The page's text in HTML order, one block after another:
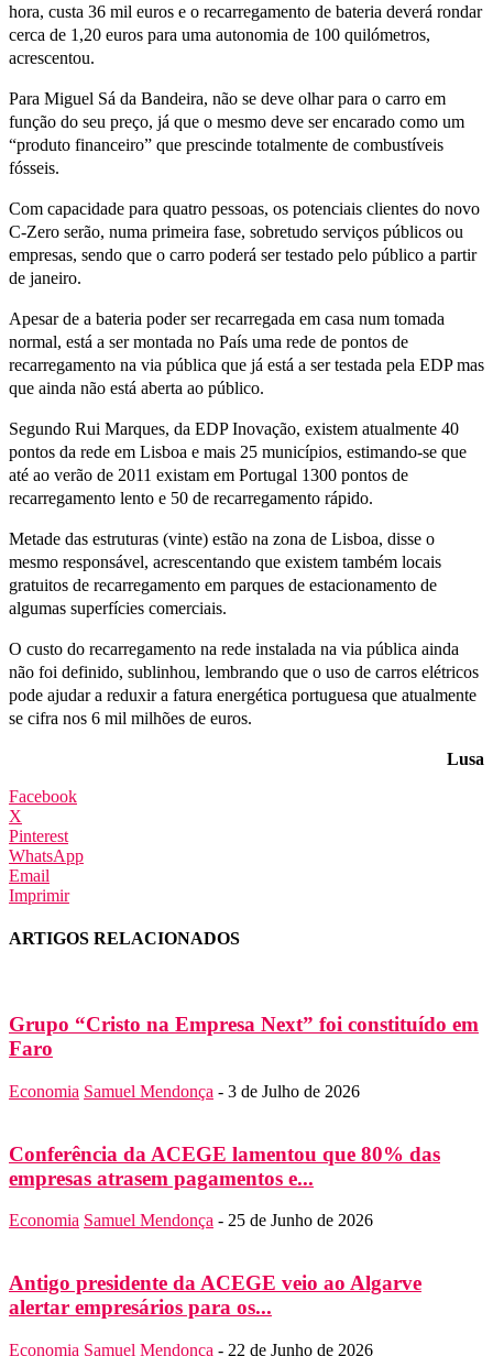
hora, custa 36 mil euros e o recarregamento de bateria deverá rondar
cerca de 1,20 euros para uma autonomia de 100 quilómetros,
acrescentou.
Para Miguel Sá da Bandeira, não se deve olhar para o carro em
função do seu preço, já que o mesmo deve ser encarado como um
“produto financeiro” que prescinde totalmente de combustíveis
fósseis.
Com capacidade para quatro pessoas, os potenciais clientes do novo
C-Zero serão, numa primeira fase, sobretudo serviços públicos ou
empresas, sendo que o carro poderá ser testado pelo público a partir
de janeiro.
Apesar de a bateria poder ser recarregada em casa num tomada
normal, está a ser montada no País uma rede de pontos de
recarregamento na via pública que já está a ser testada pela EDP mas
que ainda não está aberta ao público.
Segundo Rui Marques, da EDP Inovação, existem atualmente 40
pontos da rede em Lisboa e mais 25 municípios, estimando-se que
até ao verão de 2011 existam em Portugal 1300 pontos de
recarregamento lento e 50 de recarregamento rápido.
Metade das estruturas (vinte) estão na zona de Lisboa, disse o
mesmo responsável, acrescentando que existem também locais
gratuitos de recarregamento em parques de estacionamento de
algumas superfícies comerciais.
O custo do recarregamento na rede instalada na via pública ainda
não foi definido, sublinhou, lembrando que o uso de carros elétricos
pode ajudar a reduxir a fatura energética portuguesa que atualmente
se cifra nos 6 mil milhões de euros.
Lusa
Facebook
X
Pinterest
WhatsApp
Email
Imprimir
ARTIGOS RELACIONADOS
Grupo “Cristo na Empresa Next” foi constituído em
Faro
Economia Samuel Mendonça - 3 de Julho de 2026
Conferência da ACEGE lamentou que 80% das
empresas atrasem pagamentos e...
Economia Samuel Mendonça - 25 de Junho de 2026
Antigo presidente da ACEGE veio ao Algarve
alertar empresários para os...
Economia Samuel Mendonça - 22 de Junho de 2026